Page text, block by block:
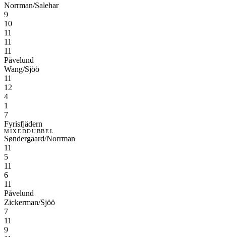
Norrman/Salehar
9
10
11
11
11
Påvelund
Wang/Sjöö
11
12
4
1
7
Fyrisfjädern
MIXEDDUBBEL
Søndergaard/Norrman
11
5
11
6
11
Påvelund
Zickerman/Sjöö
7
11
9